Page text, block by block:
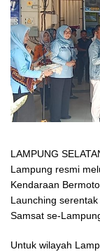
LAMPUNG
Lampung resmi
Kendaraan
Launching
Samsat se-
Untuk wilayah